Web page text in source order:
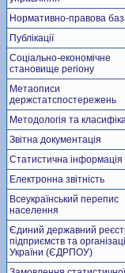
Нормативно-правова
Публікації
Соціально-економічне
становище регіону
Метаописи
держстатспостережень
Методологія та
Звітна документація
Статистична інформація
Електронна звітність
Всеукраїнський перепис
населення
Єдиний державний
підприємств та
України (ЄДРПОУ)